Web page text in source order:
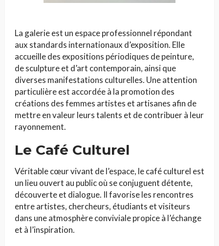
La galerie est un espace professionnel répondant
aux standards internationaux d’exposition. Elle
accueille des expositions périodiques de peinture,
de sculpture et d’art contemporain, ainsi que
diverses manifestations culturelles. Une attention
particulière est accordée à la promotion des
créations des femmes artistes et artisanes afin de
mettre en valeur leurs talents et de contribuer à leur
rayonnement.
Le Café Culturel
Véritable cœur vivant de l’espace, le café culturel est
un lieu ouvert au public où se conjuguent détente,
découverte et dialogue. Il favorise les rencontres
entre artistes, chercheurs, étudiants et visiteurs
dans une atmosphère conviviale propice à l’échange
et à l’inspiration.